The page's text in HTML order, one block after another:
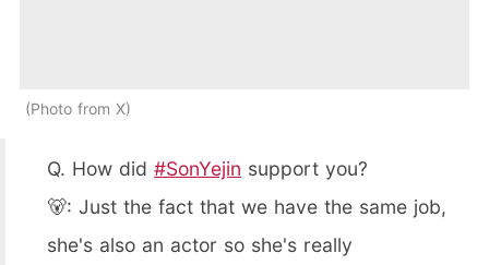
Photo from X
Q. How did #SonYejin support you?
🐻: Just the fact that we have the same job,
she's also an actor so she's really